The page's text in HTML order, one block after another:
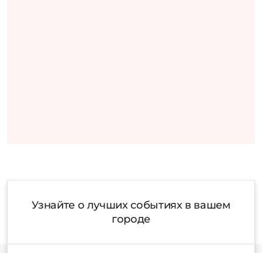
Узнайте о лучших событиях в вашем
городе